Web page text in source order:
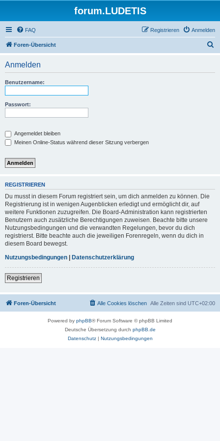
forum.LUDETIS
FAQ Anmelden
Registrieren
Foren-Übersicht
Anmelden
Benutzername:
Passwort:
Angemeldet bleiben
Meinen Online-Status während dieser Sitzung verbergen
REGISTRIEREN
Du musst in diesem Forum registriert sein, um dich anmelden zu können. Die
Registrierung ist in wenigen Augenblicken erledigt und ermöglicht dir, auf
weitere Funktionen zuzugreifen. Die Board-Administration kann registrierten
Benutzern auch zusätzliche Berechtigungen zuweisen. Beachte bitte unsere
Nutzungsbedingungen und die verwandten Regelungen, bevor du dich
registrierst. Bitte beachte auch die jeweiligen Forenregeln, wenn du dich in
diesem Board bewegst.
Nutzungsbedingungen | Datenschutzerklärung
Registrieren
Foren-Übersicht Alle Zeiten sind UTC+02:00
Alle Cookies löschen
Powered by phpBB® Forum Software © phpBB Limited
Deutsche Übersetzung durch phpBB.de
Datenschutz| Nutzungsbedingungen